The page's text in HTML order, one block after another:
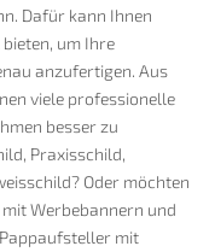
Dafür kann Ihnen
um Ihre
anzufertigen. Aus
viele professionelle
besser zu
Praxisschild,
Oder möchten
Werbebannern und
mit